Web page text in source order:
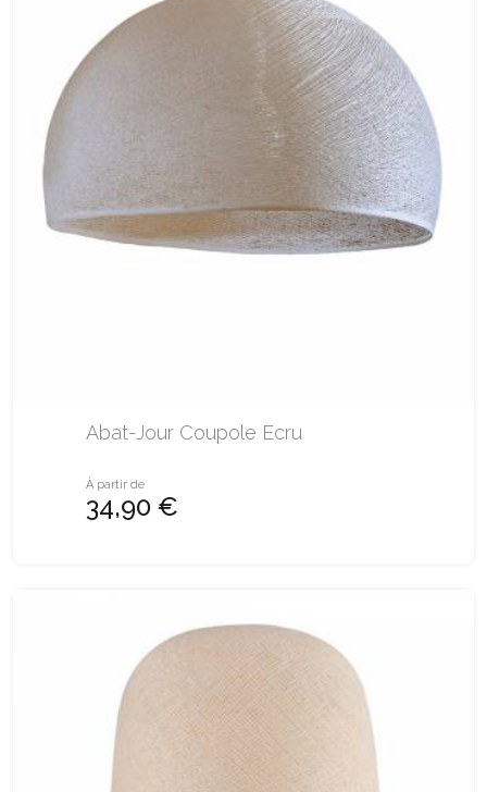
Abat-Jour Coupole Ecru
À partir de
34,90 €